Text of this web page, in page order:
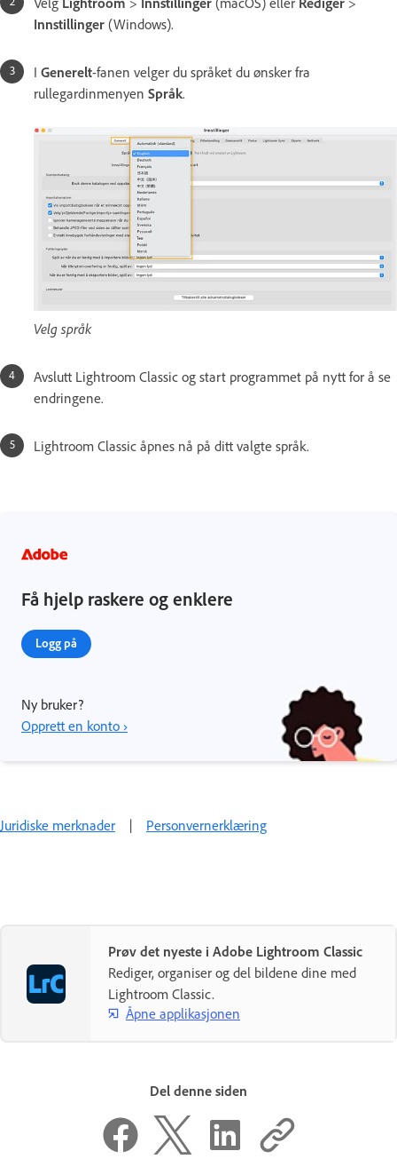
Innstillinger (Windows).
I Generelt-fanen velger du språket du ønsker fra
rullegardinmenyen Språk.
Velg språk
Avslutt Lightroom Classic og start programmet på nytt for å se
endringene.
Lightroom Classic åpnes nå på ditt valgte språk.
Få hjelp raskere og enklere
Logg på
Ny bruker?
Opprett en konto ›
Juridiske merknader | Personvernerklæring
Prøv det nyeste i Adobe Lightroom Classic
Rediger, organiser og del bildene dine med
Lightroom Classic.
Åpne applikasjonen
Del denne siden